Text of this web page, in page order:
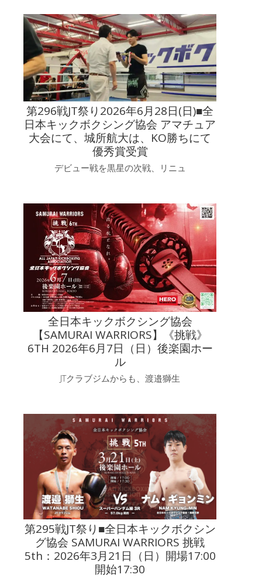
第296戦JT祭り2026年6月28日(日)■全
日本キックボクシング協会 アマチュア
大会にて、城所航大は、KO勝ちにて
優秀賞受賞
デビュー戦を黒星の次戦、リニュ
全日本キックボクシング協会
【SAMURAI WARRIORS】《挑戦》
6TH 2026年6月7日（日）後楽園ホー
ル
JTクラブジムからも、渡邉獅生
第295戦JT祭り■全日本キックボクシン
グ協会 SAMURAI WARRIORS 挑戦
5th：2026年3月21日（日）開場17:00
開始17:30